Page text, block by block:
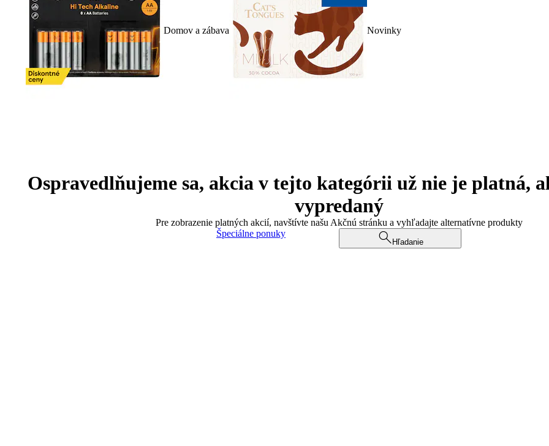
Domov a zábava Novinky
Ospravedlňujeme sa, akcia v tejto kategórii už nie je platná,
vypredaný
Pre zobrazenie platných akcií, navštívte našu Akčnú stránku a vyhľadajte alternatívne produkty
Špeciálne ponuky
Hľadanie